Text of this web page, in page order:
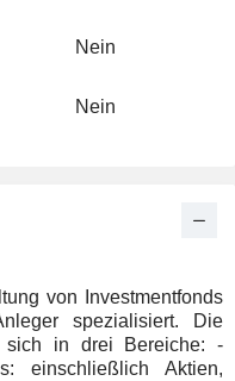
Nein
Nein
von Investmentfonds
spezialisiert. Die
in drei Bereiche: -
einschließlich Aktien,